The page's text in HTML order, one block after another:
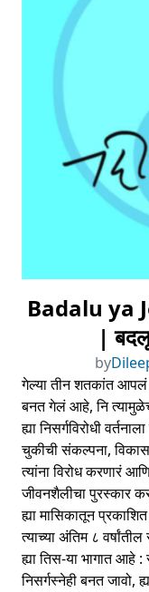
Badalu ya
|
by
गेल्या तीन शतकांत आपलं
बनत गेलं आहे, नि
ह्या निसर्गविरोधी
चुकीची संकल्पना,
त्यांना विरोध करणारं
जीवनशैलीचा पुरस्कार
ह्या मासिकातून
त्याच्या अंतिम ८
ह्या तिस-या भागात आहे
निसर्गस्नेही बनत जावो,